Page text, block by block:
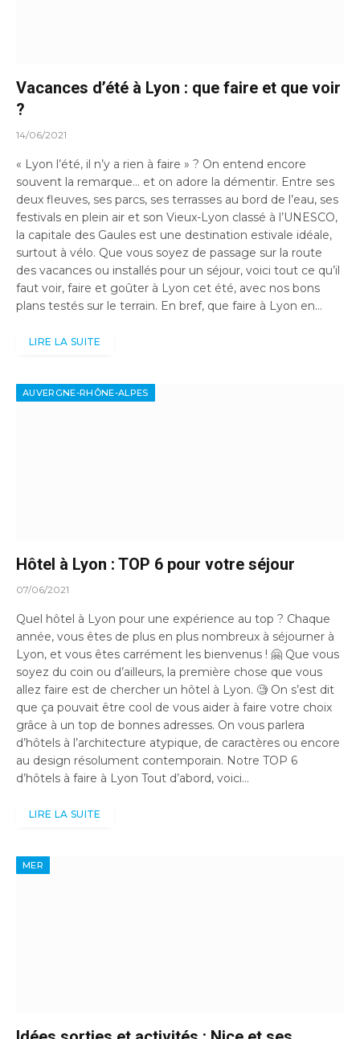
Vacances d’été à Lyon : que faire et que voir
?
14/06/2021
« Lyon l’été, il n’y a rien à faire » ? On entend encore
souvent la remarque… et on adore la démentir. Entre ses
deux fleuves, ses parcs, ses terrasses au bord de l’eau, ses
festivals en plein air et son Vieux-Lyon classé à l’UNESCO,
la capitale des Gaules est une destination estivale idéale,
surtout à vélo. Que vous soyez de passage sur la route
des vacances ou installés pour un séjour, voici tout ce qu’il
faut voir, faire et goûter à Lyon cet été, avec nos bons
plans testés sur le terrain. En bref, que faire à Lyon en…
LIRE LA SUITE
AUVERGNE-RHÔNE-ALPES
Hôtel à Lyon : TOP 6 pour votre séjour
07/06/2021
Quel hôtel à Lyon pour une expérience au top ? Chaque
année, vous êtes de plus en plus nombreux à séjourner à
Lyon, et vous êtes carrément les bienvenus ! 🤗 Que vous
soyez du coin ou d’ailleurs, la première chose que vous
allez faire est de chercher un hôtel à Lyon. 🧐 On s’est dit
que ça pouvait être cool de vous aider à faire votre choix
grâce à un top de bonnes adresses. On vous parlera
d’hôtels à l’architecture atypique, de caractères ou encore
au design résolument contemporain. Notre TOP 6
d’hôtels à faire à Lyon Tout d’abord, voici…
LIRE LA SUITE
MER